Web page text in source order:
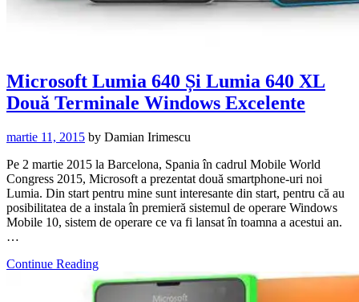
Microsoft Lumia 640 Și Lumia 640 XL
Două Terminale Windows Excelente
martie 11, 2015 by Damian Irimescu
Pe 2 martie 2015 la Barcelona, Spania în cadrul Mobile World
Congress 2015, Microsoft a prezentat două smartphone-uri noi
Lumia. Din start pentru mine sunt interesante din start, pentru că au
posibilitatea de a instala în premieră sistemul de operare Windows
Mobile 10, sistem de operare ce va fi lansat în toamna a acestui an.
…
Continue Reading